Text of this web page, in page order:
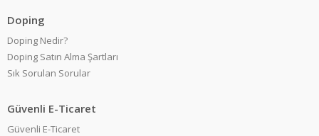
Doping
Doping Nedir?
Doping Satın Alma Şartları
Sık Sorulan Sorular
Güvenli E-Ticaret
Güvenli E-Ticaret